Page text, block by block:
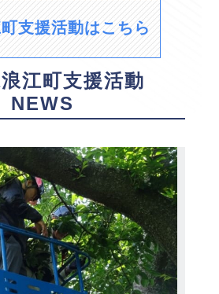
支援活動はこちら
江町支援活動
NEWS